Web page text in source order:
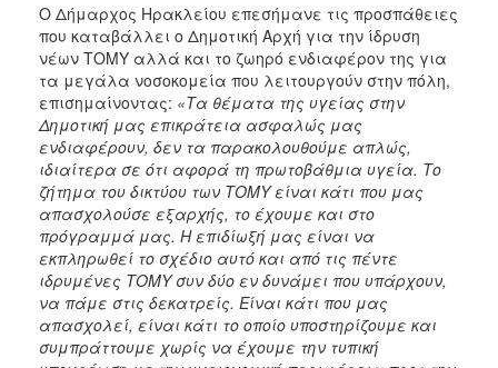
Ο Δήμαρχος Ηρακλείου επεσήμανε τις προσπάθειες
που καταβάλλει ο Δημοτική Αρχή για την ίδρυση
νέων ΤΟΜΥ αλλά και το ζωηρό ενδιαφέρον της για
τα μεγάλα νοσοκομεία που λειτουργούν στην πόλη,
επισημαίνοντας: «Τα θέματα της υγείας στην
Δημοτική μας επικράτεια ασφαλώς μας
ενδιαφέρουν, δεν τα παρακολουθούμε απλώς,
ιδιαίτερα σε ότι αφορά τη πρωτοβάθμια υγεία. Το
ζήτημα του δικτύου των ΤΟΜΥ είναι κάτι που μας
απασχολούσε εξαρχής, το έχουμε και στο
πρόγραμμά μας. Η επιδίωξή μας είναι να
εκπληρωθεί το σχέδιο αυτό και από τις πέντε
ιδρυμένες ΤΟΜΥ συν δύο εν δυνάμει που υπάρχουν,
να πάμε στις δεκατρείς. Είναι κάτι που μας
απασχολεί, είναι κάτι το οποίο υποστηρίζουμε και
συμπράττουμε χωρίς να έχουμε την τυπική